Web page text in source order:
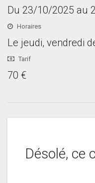
Du 23/10/2025 au
Horaires
Le jeudi, vendredi
Tarif
70 €
Désolé, ce